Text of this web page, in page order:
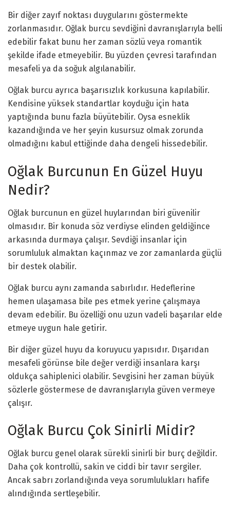
Bir diğer zayıf noktası duygularını göstermekte
zorlanmasıdır. Oğlak burcu sevdiğini davranışlarıyla belli
edebilir fakat bunu her zaman sözlü veya romantik
şekilde ifade etmeyebilir. Bu yüzden çevresi tarafından
mesafeli ya da soğuk algılanabilir.
Oğlak burcu ayrıca başarısızlık korkusuna kapılabilir.
Kendisine yüksek standartlar koyduğu için hata
yaptığında bunu fazla büyütebilir. Oysa esneklik
kazandığında ve her şeyin kusursuz olmak zorunda
olmadığını kabul ettiğinde daha dengeli hissedebilir.
Oğlak Burcunun En Güzel Huyu
Nedir?
Oğlak burcunun en güzel huylarından biri güvenilir
olmasıdır. Bir konuda söz verdiyse elinden geldiğince
arkasında durmaya çalışır. Sevdiği insanlar için
sorumluluk almaktan kaçınmaz ve zor zamanlarda güçlü
bir destek olabilir.
Oğlak burcu aynı zamanda sabırlıdır. Hedeflerine
hemen ulaşamasa bile pes etmek yerine çalışmaya
devam edebilir. Bu özelliği onu uzun vadeli başarılar elde
etmeye uygun hale getirir.
Bir diğer güzel huyu da koruyucu yapısıdır. Dışarıdan
mesafeli görünse bile değer verdiği insanlara karşı
oldukça sahiplenici olabilir. Sevgisini her zaman büyük
sözlerle göstermese de davranışlarıyla güven vermeye
çalışır.
Oğlak Burcu Çok Sinirli Midir?
Oğlak burcu genel olarak sürekli sinirli bir burç değildir.
Daha çok kontrollü, sakin ve ciddi bir tavır sergiler.
Ancak sabrı zorlandığında veya sorumlulukları hafife
alındığında sertleşebilir.